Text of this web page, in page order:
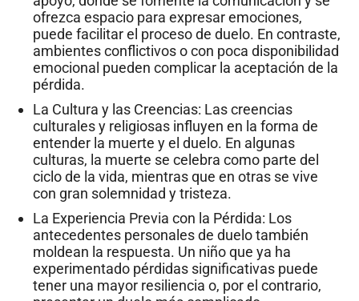
ofrezca espacio para expresar emociones,
puede facilitar el proceso de duelo. En contraste,
ambientes conflictivos o con poca disponibilidad
emocional pueden complicar la aceptación de la
pérdida.
La Cultura y las Creencias: Las creencias
culturales y religiosas influyen en la forma de
entender la muerte y el duelo. En algunas
culturas, la muerte se celebra como parte del
ciclo de la vida, mientras que en otras se vive
con gran solemnidad y tristeza.
La Experiencia Previa con la Pérdida: Los
antecedentes personales de duelo también
moldean la respuesta. Un niño que ya ha
experimentado pérdidas significativas puede
tener una mayor resiliencia o, por el contrario,